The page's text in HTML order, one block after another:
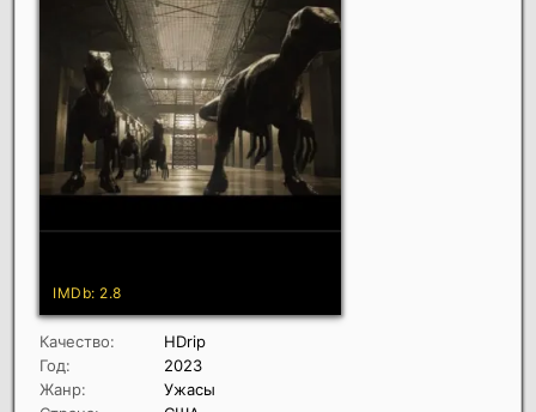
Качество:
HDrip
Год:
2023
Жанр:
Ужасы